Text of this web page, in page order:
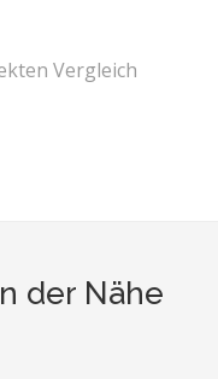
Vergleich
der Nähe